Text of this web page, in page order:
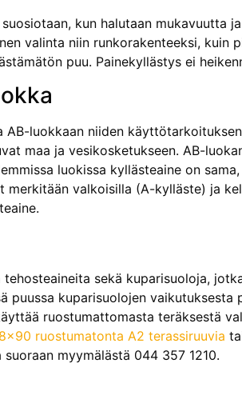
kun halutaan mukavuutta
valinta niin runkorakenteeksi, kuin
puu. Painekyllästys ei
luokkaan niiden
maa ja vesikosketukseen. AB-
luokissa kyllästeaine on
merkitään valkoisilla (A-kylläste) ja
sekä kuparisuoloja,
puussa kuparisuolojen vaikutuksesta
ruostumattomasta teräksestä
ruostumatonta A2 terassiruuvia
myymälästä 044 357 1210.